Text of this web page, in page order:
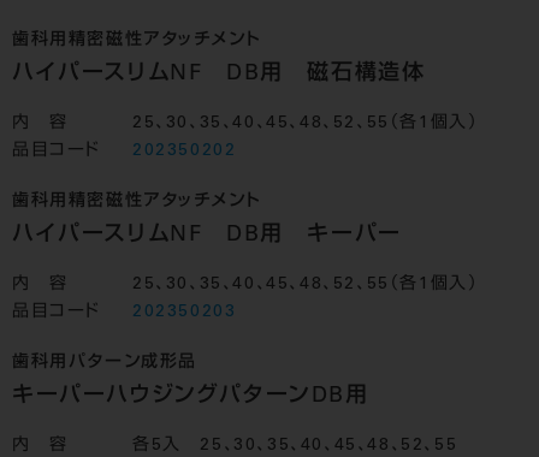
歯科用精密磁性アタッチメント
ハイパースリムNF DB用 磁石構造体
内 容
25、30、35、40、45、48、52、55（各1個入）
品目コード
202350202
歯科用精密磁性アタッチメント
ハイパースリムNF DB用 キーパー
内 容
25、30、35、40、45、48、52、55（各1個入）
品目コード
202350203
歯科用パターン成形品
キーパーハウジングパターンDB用
内 容 各5入 25、30、35、40、45、48、52、55